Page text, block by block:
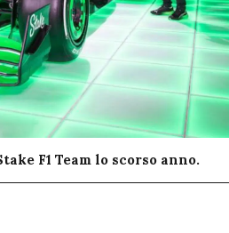
F1 Team lo scorso anno.